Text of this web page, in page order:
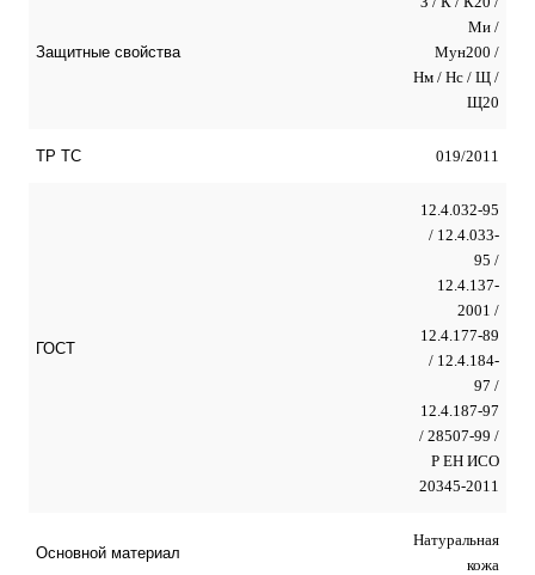
Защитные свойства
Ми /
Мун200 /
Нм / Нс / Щ /
Щ20
ТР ТС 019/2011
ГОСТ
12.4.032-95
/ 12.4.033-
95 /
12.4.137-
2001 /
12.4.177-89
/ 12.4.184-
97 /
12.4.187-97
/ 28507-99 /
Р ЕН ИСО
20345-2011
Оcновной материал
Натуральная
кожа